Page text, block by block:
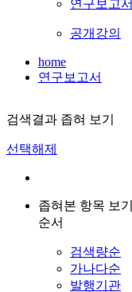
연구보고서
공개강의
home
연구보고서
검색결과 좁혀 보기
선택해제
좁혀본 항목 보기
순서
검색량순
가나다순
발행기관